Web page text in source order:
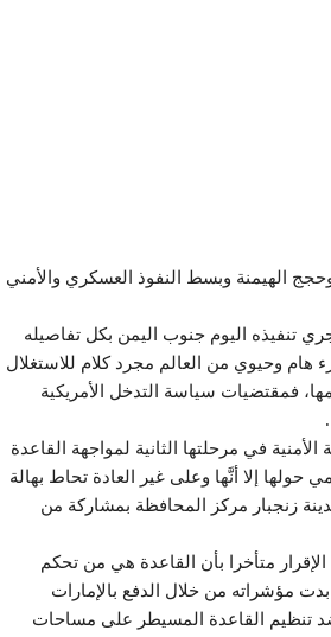
الهيمنة وبسط النفوذ العسكري والأمني
تنفيذه اليوم جنوب اليمن بكل تفاصيله
وحيوي من العالم مجرد كلام للاستغلال
فمقتضيات سياسة التدخل الأمريكية
في مرحلتها الثانية لمواجهة القاعدة
إلا أنَّها وعلى غير العادة تحاط بهالة
زنجبار مركز المحافظة بمشاركة من
متأخرا بأن القاعدة هي من تحكم
مؤشراته من خلال الدفع بالإمارات
تنظيم القاعدة المسيطر على مساحات